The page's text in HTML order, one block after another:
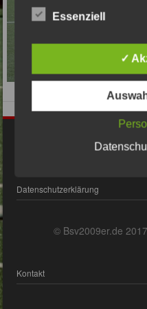
Datenschutzerklärung
© Bsv2009er.de
Kontakt
Essenziell
✓